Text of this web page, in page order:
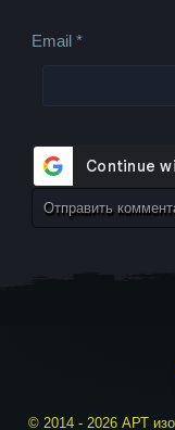
Email*
© 2014 - 2026 АРТ